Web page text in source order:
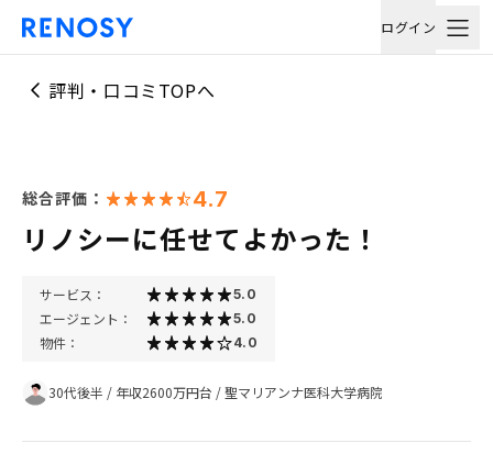
ログイン
評判・口コミTOPへ
総合評価： 4.7
リノシーに任せてよかった！
サービス： 5.0
エージェント： 5.0
物件： 4.0
30代後半 / 年収2600万円台 /聖マリアンナ医科大学病院